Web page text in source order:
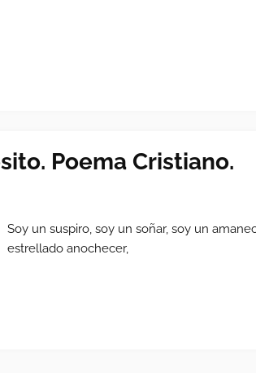
Poema Cristiano.
Soy un suspiro, soy un soñar, soy un
estrellado anochecer,